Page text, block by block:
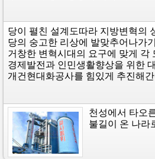
당이 펼친 설계도따라 지방변혁의
당의 숭고한 리상에 발맞추어나가기
거창한 변혁시대의 요구에 맞게 각
경제발전과 인민생활향상을 위한
개건현대화공사를 힘있게 추진해
천성에서 타오
불길이
온 나라